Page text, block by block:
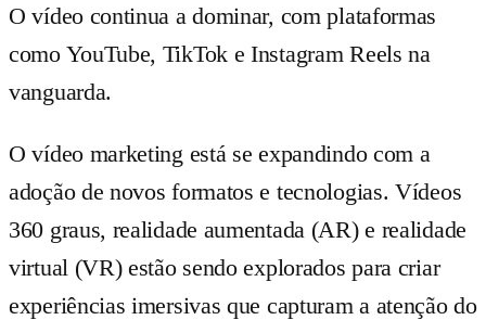
O vídeo continua a dominar, com plataformas
como YouTube, TikTok e Instagram Reels na
vanguarda.
O vídeo marketing está se expandindo com a
adoção de novos formatos e tecnologias. Vídeos
360 graus, realidade aumentada (AR) e realidade
virtual (VR) estão sendo explorados para criar
experiências imersivas que capturam a atenção do